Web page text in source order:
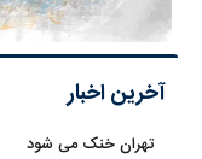
آخرین اخبار
تهران خنک می شود